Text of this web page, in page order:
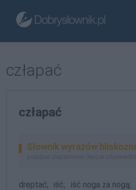
człapać
człapać
Słownik wyrazów
podobne znaczeniowo (lepsze
dreptać; iść; iść noga za nogą;